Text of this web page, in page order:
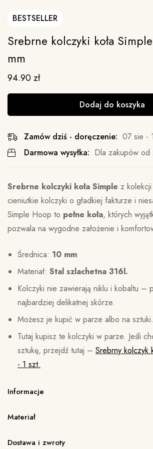
BESTSELLER
Srebrne kolczyki koła
mm
94.90zł
Dodaj do koszyka
Zamów dziś - doręczenie: 07 sie -
Darmowa wysyłka: Dla zakupów od
Srebrne kolczyki koła Simple z
cieniutkie kolczyki o gładkiej fakturze i
Simple Hoop to pełne koła, których
pozwala na wygodne założenie i
Średnica: 10 mm
Materiał: Stal szlachetna 316l.
Kolczyki nie zawierają niklu i kobaltu –
najbardziej delikatnej skórze.
Możesz je kupić w parze albo na sztuki.
Tutaj kupisz te kolczyki w parze. Jeśli
sztukę, przejdź tutaj – Srebrny kolczyk
- 1 szt.
Informacje
Materiał
Dostawa i zwroty